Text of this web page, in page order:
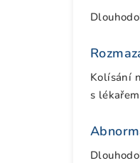
Kolísání
s